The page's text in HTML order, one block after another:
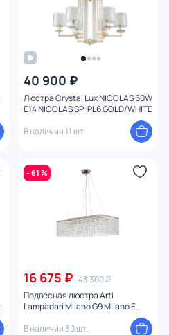
40 900 ₽
Люстра Crystal Lux NICOLAS 60W
E14 NICOLAS SP-PL6 GOLD/WHITE
В наличии 11 шт.
- 61 %
16 675 ₽ 43 300 ₽
Подвесная люстра Arti
Lampadari Milano G9 Milano E
В наличии 30 шт.